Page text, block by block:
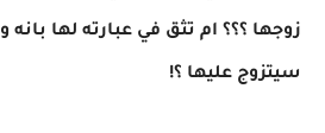
زوجها ؟؟؟ ام تثق في عبارته لها بانه
سيتزوج عليها ؟!